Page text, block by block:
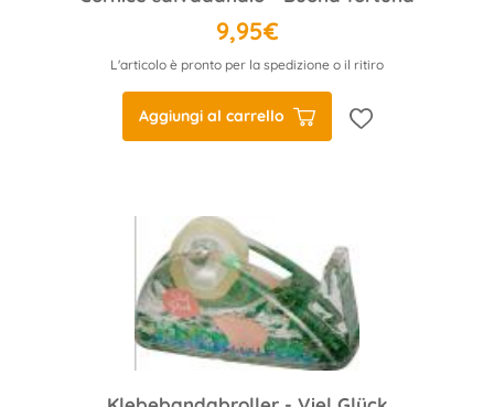
9,95€
L'articolo è pronto per la spedizione o il ritiro
Aggiungi al carrello